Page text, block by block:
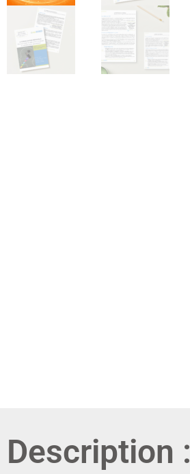
Description :